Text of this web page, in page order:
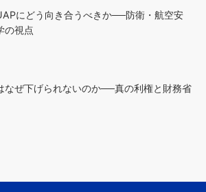
にどう向き合うべきか──防衛・航空安
の視点
なぜ下げられないのか──真の利権と財務省